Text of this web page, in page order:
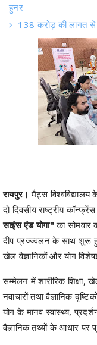
हुनर
138 करोड़ की लागत से
रायपुर। मैट्स विश्वविद्यालय
दो दिवसीय राष्ट्रीय कॉन्फ्रेंस
साइंस एंड योगा" का
दीप प्रज्ज्वलन के साथ शुरू
खेल वैज्ञानिकों और योग
सम्मेलन में शारीरिक शिक्षा,
नवाचारों तथा वैज्ञानिक
योग के मानव स्वास्थ्य,
वैज्ञानिक तथ्यों के आधार पर